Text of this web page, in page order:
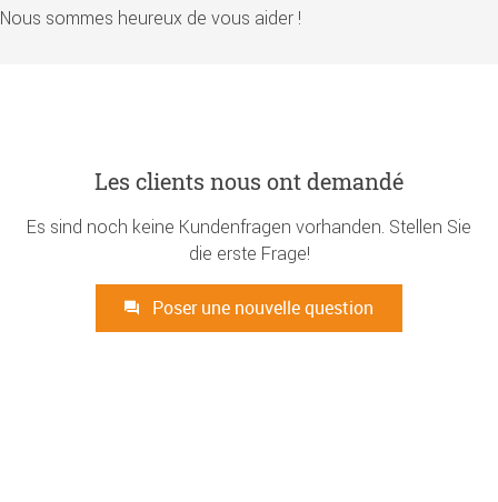
Nous sommes heureux de vous aider !
Les clients nous ont demandé
Es sind noch keine Kundenfragen vorhanden. Stellen Sie
die erste Frage!
Poser une nouvelle question